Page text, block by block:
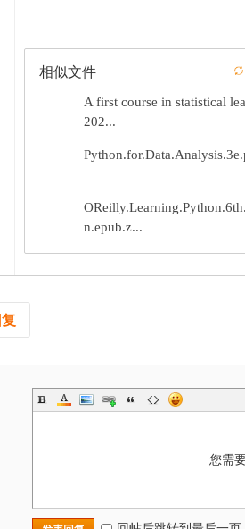
相似文件
A first course in statistical
202...
n.epub.z...
复
您需